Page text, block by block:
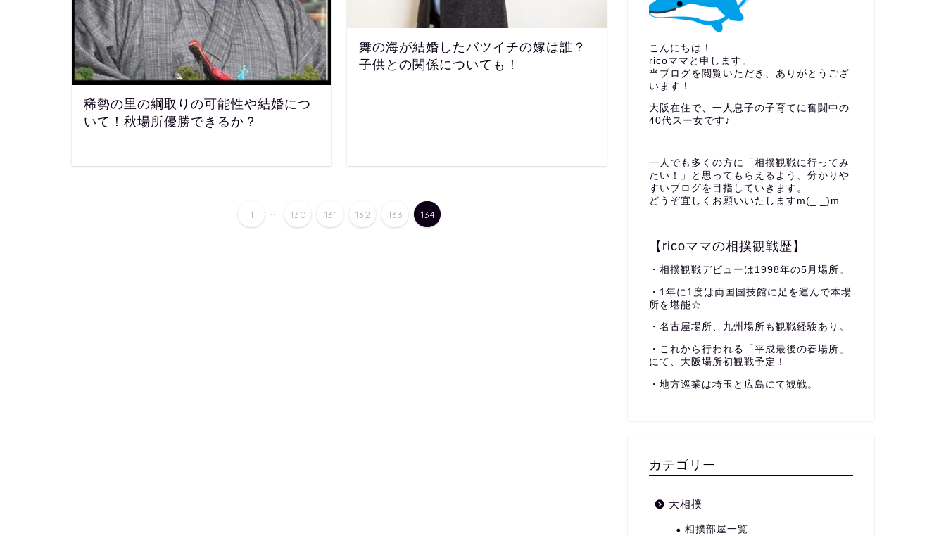
稀勢の里の綱取りの可能性や結婚につ
いて！秋場所優勝できるか？
舞の海が結婚したバツイチの嫁は誰？
子供との関係についても！
1 ... 130 131 132 133 134
こんにちは！
ricoママと申します。
当ブログを閲覧いただき、ありがとうござ
います！
大阪在住で、一人息子の子育てに奮闘中の
40代スー女です♪
一人でも多くの方に「相撲観戦に行ってみ
たい！」と思ってもらえるよう、分かりや
すいブログを目指していきます。
どうぞ宜しくお願いいたしますm(_ _)m
【ricoママの相撲観戦歴】
・相撲観戦デビューは1998年の5月場所。
・1年に1度は両国国技館に足を運んで本場
所を堪能☆
・名古屋場所、九州場所も観戦経験あり。
・これから行われる「平成最後の春場所」
にて、大阪場所初観戦予定！
・地方巡業は埼玉と広島にて観戦。
カテゴリー
大相撲
相撲部屋一覧